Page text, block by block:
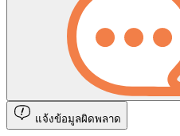
แจ้งข้อมูลผิดพลาด